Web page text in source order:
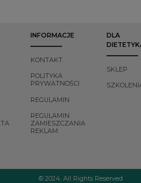
INFORMACJE
KONTAKT
POLITYKA
PRYWATNOŚCI
REGULAMIN
REGULAMIN
ZAMIESZCZANIA
REKLAM
DLA
SKLEP
© 2024. All Rights Reserved